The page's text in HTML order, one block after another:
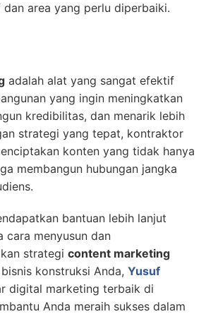
area yang perlu diperbaiki.
adalah alat yang sangat efektif
yang ingin meningkatkan
kredibilitas, dan menarik lebih
strategi yang tepat, kontraktor
konten yang tidak hanya
membangun hubungan jangka
bantuan lebih lanjut
cara menyusun dan
strategi content marketing
konstruksi Anda, Yusuf
digital marketing terbaik di
Anda meraih sukses dalam